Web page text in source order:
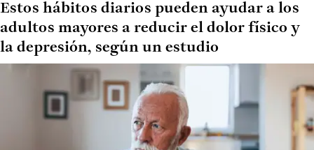
Estos hábitos diarios pueden ayudar a los
adultos mayores a reducir el dolor físico y
la depresión, según un estudio